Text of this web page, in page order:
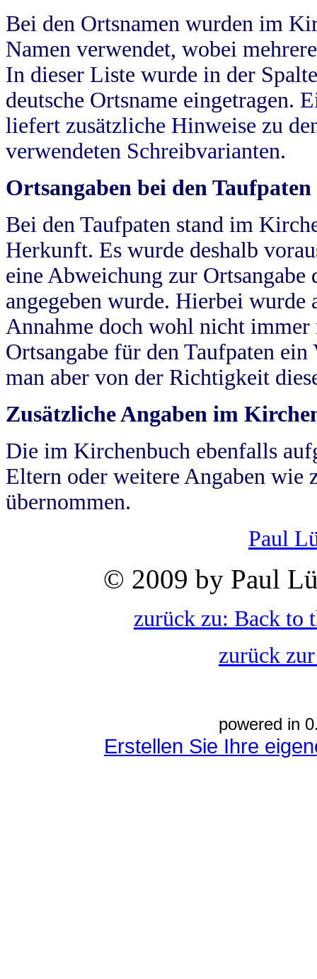
Bei den Ortsnamen wurden im
Namen verwendet, wobei
In dieser Liste wurde in der
deutsche Ortsname eingetragen.
liefert zusätzliche Hinweise zu
verwendeten Schreibvarianten.
Ortsangaben bei den Taufpaten
Bei den Taufpaten stand im
Herkunft. Es wurde deshalb
eine Abweichung zur
angegeben wurde. Hierbei wurde
Annahme doch wohl nicht
Ortsangabe für den Taufpaten
man aber von der Richtigkeit
Zusätzliche Angaben im
Die im Kirchenbuch ebenfalls
Eltern oder weitere Angaben wie
übernommen.
Paul
© 2009 by Paul
zurück zu: Back to
zurück
powered in
Erstellen Sie Ihre